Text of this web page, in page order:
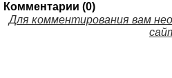
Комментарии (0)
Для комментирования вам